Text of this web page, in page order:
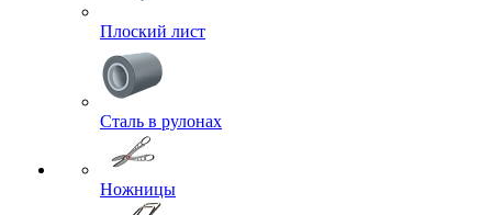
Плоский лист
Сталь в рулонах
Ножницы